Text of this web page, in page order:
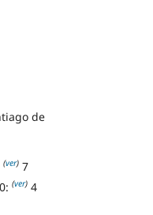
de
(ver) 7
(ver) 4